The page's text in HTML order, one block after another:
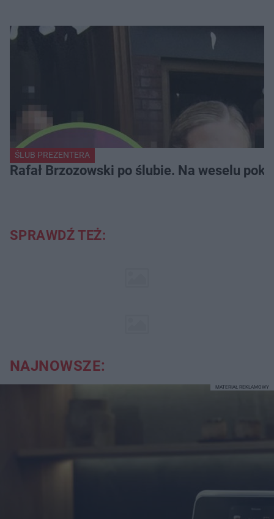
ŚLUB PREZENTERA
Rafał Brzozowski po ślubie. Na weselu
SPRAWDŹ TEŻ:
NAJNOWSZE:
MATERIAŁ REKLAMOWY